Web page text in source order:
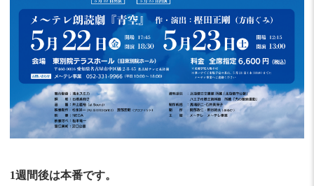
1週間後は本番です。